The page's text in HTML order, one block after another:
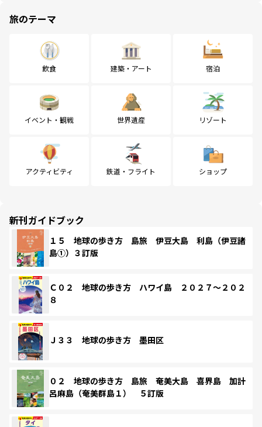
旅のテーマ
飲食 建築・アート 宿泊
イベント・観戦 世界遺産 リゾート
アクティビティ 鉄道・フライト ショップ
新刊ガイドブック
１５ 地球の歩き方 島旅 伊豆大島 利島（伊豆諸
島①）３訂版
Ｃ０２ 地球の歩き方 ハワイ島 ２０２７～２０２
８
Ｊ３３ 地球の歩き方 墨田区
０２ 地球の歩き方 島旅 奄美大島 喜界島 加計
呂麻島（奄美群島１） ５訂版